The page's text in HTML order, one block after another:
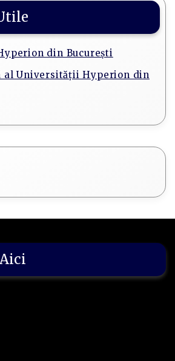
din București
al Universităţii Hyperion din